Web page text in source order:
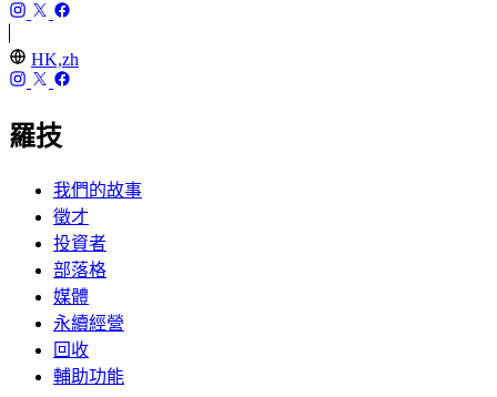
HK,zh
羅技
我們的故事
徵才
投資者
部落格
媒體
永續經營
回收
輔助功能